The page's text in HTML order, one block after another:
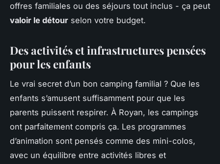
offres familiales ou des séjours tout inclus - ça peut
valoir le détour selon votre budget.
Des activités et infrastructures pensées
pour les enfants
Le vrai secret d’un bon camping familial ? Que les
enfants s’amusent suffisamment pour que les
parents puissent respirer. À Royan, les campings
ont parfaitement compris ça. Les programmes
d’animation sont pensés comme des mini-colos,
avec un équilibre entre activités libres et